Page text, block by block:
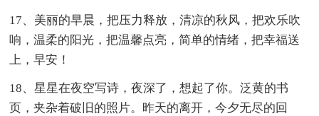
17、美丽的早晨，把压力释放，清凉的秋风，把欢乐吹
响，温柔的阳光，把温馨点亮，简单的情绪，把幸福送
上，早安！
18、星星在夜空写诗，夜深了，想起了你。泛黄的书
页，夹杂着破旧的照片。昨天的离开，今夕无尽的回